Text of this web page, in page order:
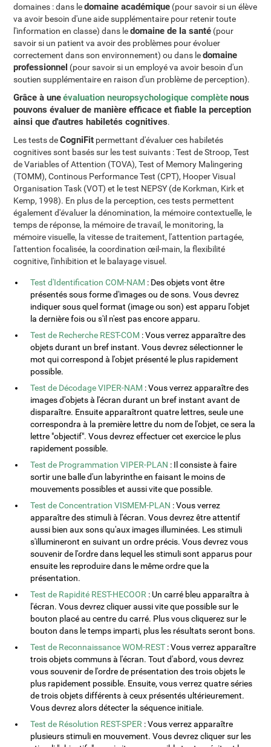
domaines : dans ledomaine académique (pour savoir si un élève
va avoir besoin d'une aide supplémentaire pour retenir toute
l'information en classe) dans ledomaine de la santé (pour
savoir si un patient va avoir des problèmes pour évoluer
correctement dans son environnement) ou dans ledomaine
professionnel (pour savoir si un employé va avoir besoin d'un
soutien supplémentaire en raison d'un problème de perception).
Grâce à uneévaluation neuropsychologique complètenous
pouvons évaluer de manière efficace et fiable la perception
ainsi que d'autres habiletés cognitives.
Les tests deCogniFit permettant d'évaluer ces habiletés
cognitives sont basés sur les test suivants : Test de Stroop, Test
de Variables of Attention (TOVA), Test of Memory Malingering
(TOMM), Continous Performance Test (CPT), Hooper Visual
Organisation Task (VOT) et le test NEPSY (de Korkman, Kirk et
Kemp, 1998). En plus de la perception, ces tests permettent
également d'évaluer la dénomination, la mémoire contextuelle, le
temps de réponse, la mémoire de travail, le monitoring, la
mémoire visuelle, la vitesse de traitement, l'attention partagée,
l'attention focalisée, la coordination œil-main, la flexibilité
cognitive, l'inhibition et le balayage visuel.
Test d'Identification COM-NAM : Des objets vont être
présentés sous forme d'images ou de sons. Vous devrez
indiquer sous quel format (image ou son) est apparu l'objet
la dernière fois ou s'il n'est pas encore apparu.
Test de Recherche REST-COM : Vous verrez apparaître des
objets durant un bref instant. Vous devrez sélectionner le
mot qui correspond à l'objet présenté le plus rapidement
possible.
Test de Décodage VIPER-NAM : Vous verrez apparaître des
images d'objets à l'écran durant un bref instant avant de
disparaître. Ensuite apparaîtront quatre lettres, seule une
correspondra à la première lettre du nom de l'objet, ce sera la
lettre "objectif". Vous devrez effectuer cet exercice le plus
rapidement possible.
Test de Programmation VIPER-PLAN : Il consiste à faire
sortir une balle d'un labyrinthe en faisant le moins de
mouvements possibles et aussi vite que possible.
Test de Concentration VISMEM-PLAN : Vous verrez
apparaître des stimuli à l'écran. Vous devrez être attentif
aussi bien aux sons qu'aux images illuminées. Les stimuli
s'illumineront en suivant un ordre précis. Vous devrez vous
souvenir de l'ordre dans lequel les stimuli sont apparus pour
ensuite les reproduire dans le même ordre que la
présentation.
Test de Rapidité REST-HECOOR : Un carré bleu apparaîtra à
l'écran. Vous devrez cliquer aussi vite que possible sur le
bouton placé au centre du carré. Plus vous cliquerez sur le
bouton dans le temps imparti, plus les résultats seront bons.
Test de Reconnaissance WOM-REST : Vous verrez apparaître
trois objets communs à l'écran. Tout d'abord, vous devrez
vous souvenir de l'ordre de présentation des trois objets le
plus rapidement possible. Ensuite, vous verrez quatre séries
de trois objets différents à ceux présentés ultérieurement.
Vous devrez alors détecter la séquence initiale.
Test de Résolution REST-SPER : Vous verrez apparaître
plusieurs stimuli en mouvement. Vous devrez cliquer sur les